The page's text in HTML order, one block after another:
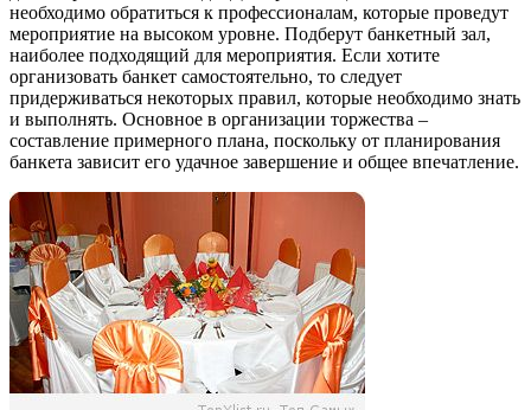
необходимо обратиться к профессионалам, которые проведут
мероприятие на высоком уровне. Подберут банкетный зал,
наиболее подходящий для мероприятия. Если хотите
организовать банкет самостоятельно, то следует
придерживаться некоторых правил, которые необходимо знать
и выполнять. Основное в организации торжества –
составление примерного плана, поскольку от планирования
банкета зависит его удачное завершение и общее впечатление.